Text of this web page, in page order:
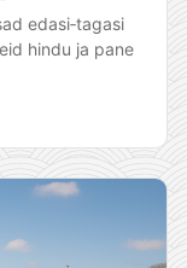
edasi‑tagasi
hindu ja pane